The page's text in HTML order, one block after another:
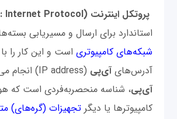
پروتکل اینترنت (IP: Internet Protocol)
استاندارد برای ارسال و مسیریابی
شبکه‌های کامپیوتری است و این کار را
آدرس‌هایآی‌پی (IP address) انجام می‌دهد. آدرس
آی‌پی، شناسه منحصربه‌فردی است که
کامپیوترها یا دیگرتجهیزات (گره‌های)